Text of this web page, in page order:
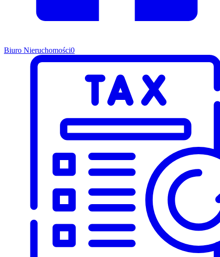
Biuro Nieruchomości0